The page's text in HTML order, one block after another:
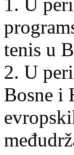
tenis u
2. U
Bosne i